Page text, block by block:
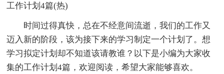
工作计划4篇(热)
时间过得真快，总在不经意间流逝，我们的工作又
迈入新的阶段，该为接下来的学习制定一个计划了。想
学习拟定计划却不知道该请教谁？以下是小编为大家收
集的工作计划4篇，欢迎阅读，希望大家能够喜欢。